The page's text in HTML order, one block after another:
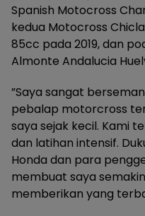
Spanish Motocross
kedua Motocross
85cc pada 2019, dan
Almonte Andalucia
”Saya sangat
pebalap motorcross
saya sejak kecil. Kami
dan latihan intensif.
Honda dan para
membuat saya
memberikan yang